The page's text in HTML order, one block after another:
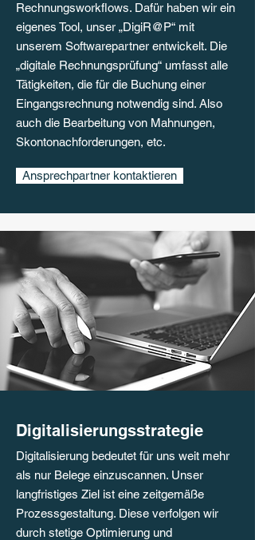
Rechnungsworkflows. Dafür haben wir ein
eigenes Tool, unser „DigiR@P“ mit
unserem Softwarepartner entwickelt. Die
„digitale Rechnungsprüfung“ umfasst alle
Tätigkeiten, die für die Buchung einer
Eingangsrechnung notwendig sind. Also
auch die Bearbeitung von Mahnungen,
Skontonachforderungen, etc.
Ansprechpartner kontaktieren
Digitalisierungsstrategie
Digitalisierung bedeutet für uns weit mehr
als nur Belege einzuscannen. Unser
langfristiges Ziel ist eine zeitgemäße
Prozessgestaltung. Diese verfolgen wir
durch stetige Optimierung und